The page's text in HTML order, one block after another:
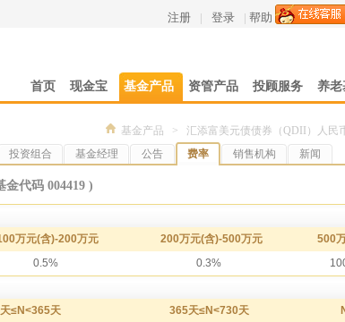
注册 | 登录 | 帮助
首页 现金宝 基金产品 资管产品 投顾服务 养老
基金产品 > 汇添富美元债债券（QDII）人民
投资组合 基金经理 公告 费率 销售机构 新闻
金代码 004419 )
万元(含)-200万元 200万元(含)-500万元 500
0.5% 0.3%
≤N<365天 365天≤N<730天